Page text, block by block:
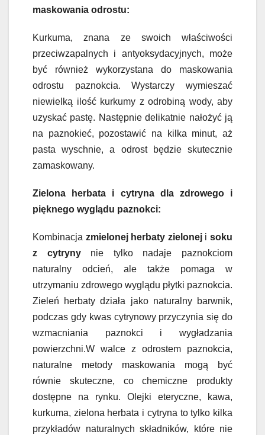
maskowania odrostu:
Kurkuma, znana ze swoich właściwości
przeciwzapalnych i antyoksydacyjnych, może
być również wykorzystana do maskowania
odrostu paznokcia. Wystarczy wymieszać
niewielką ilość kurkumy z odrobiną wody, aby
uzyskać pastę. Następnie delikatnie nałożyć ją
na paznokieć, pozostawić na kilka minut, aż
pasta wyschnie, a odrost będzie skutecznie
zamaskowany.
Zielona herbata i cytryna dla zdrowego i
pięknego wyglądu paznokci:
Kombinacja zmielonej herbaty zielonejisoku
z cytrynynie tylko nadaje paznokciom
naturalny odcień, ale także pomaga w
utrzymaniu zdrowego wyglądu płytki paznokcia.
Zieleń herbaty działa jako naturalny barwnik,
podczas gdy kwas cytrynowy przyczynia się do
wzmacniania paznokci i wygładzania
powierzchni.W walce z odrostem paznokcia,
naturalne metody maskowania mogą być
równie skuteczne, co chemiczne produkty
dostępne na rynku. Olejki eteryczne, kawa,
kurkuma, zielona herbata i cytryna to tylko kilka
przykładów naturalnych składników, które nie